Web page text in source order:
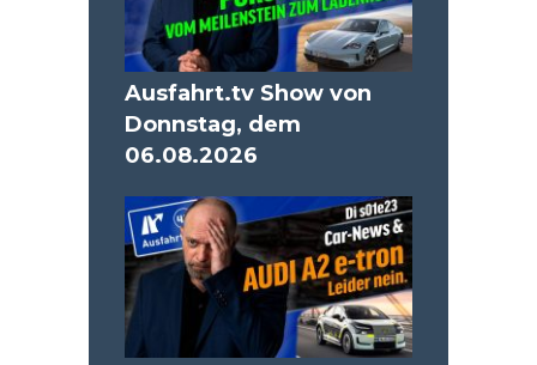
Ausfahrt.tv Show von
Donnstag, dem
06.08.2026